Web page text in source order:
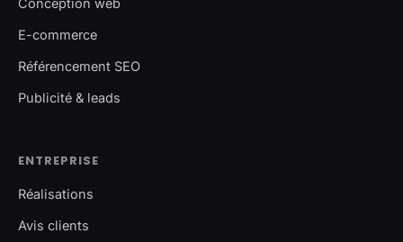
Conception web
E-commerce
Référencement SEO
Publicité & leads
ENTREPRISE
Réalisations
Avis clients